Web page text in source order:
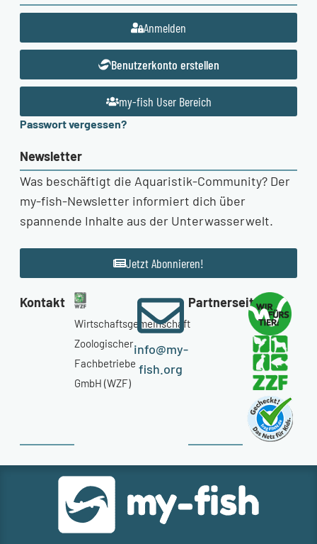
Anmelden
Benutzerkonto erstellen
my-fish User Bereich
Passwort vergessen?
Newsletter
Was beschäftigt die Aquaristik-Community? Der
my-fish-Newsletter informiert dich über
spannende Inhalte aus der Unterwasserwelt.
Jetzt Abonnieren!
Kontakt
Wirtschaftsgemeinschaft
Zoologischer
Fachbetriebe
GmbH (WZF)
info@my-
fish.org
Partnerseiten